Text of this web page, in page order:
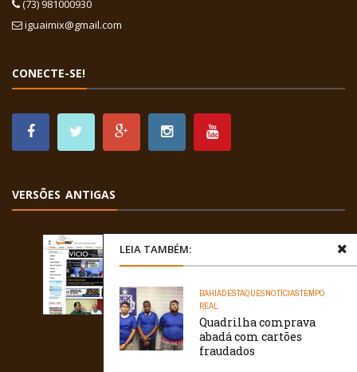
LEIA TAMBÉM:
BAHIADESTAQUESNOTÍCIASTEMPO
REAL
Quadrilha comprava
abadá com cartões
fraudados
(73) 981000930
iguaimix@gmail.com
CONECTE-SE!
VERSÕES ANTIGAS